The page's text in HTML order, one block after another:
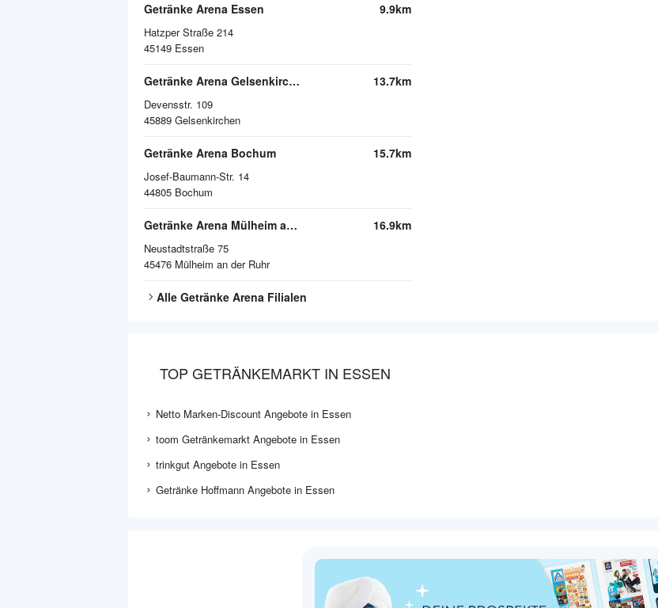
Getränke Arena Essen
Hatzper Straße 214
45149 Essen
9.9km
Getränke Arena Gelsenkirchen
Devensstr. 109
45889 Gelsenkirchen
13.7km
Getränke Arena Bochum
Josef-Baumann-Str. 14
44805 Bochum
15.7km
Getränke Arena Mülheim an der Ruhr
Neustadtstraße 75
45476 Mülheim an der Ruhr
16.9km
Alle Getränke Arena Filialen
TOP GETRÄNKEMARKT IN ESSEN
Netto Marken-Discount Angebote in Essen
toom Getränkemarkt Angebote in Essen
trinkgut Angebote in Essen
Getränke Hoffmann Angebote in Essen